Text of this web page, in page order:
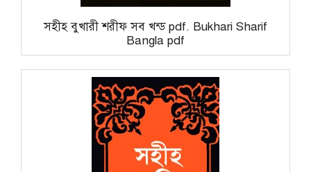
সহীহ বুখারী শরীফ সব খন্ড pdf. Bukhari Sharif
Bangla pdf